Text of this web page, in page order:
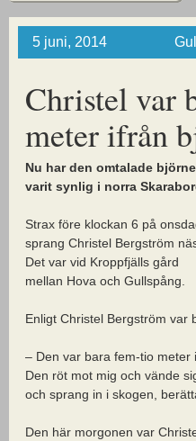
5 juni, 2014
Christel var
meter ifrån
Nu har den omtalade
varit synlig i norra
Strax före klockan 6 på
sprang Christel Bergström
Det var vid Kroppfjälls gård
mellan Hova och Gullspång.
Enligt Christel Bergström var
– Den var bara fem-tio meter
Den röt mot mig och vände
och sprang in i skogen,
Den här morgonen var